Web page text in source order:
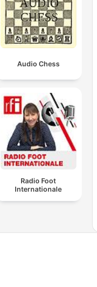
Audio Chess
Radio Foot
Internationale